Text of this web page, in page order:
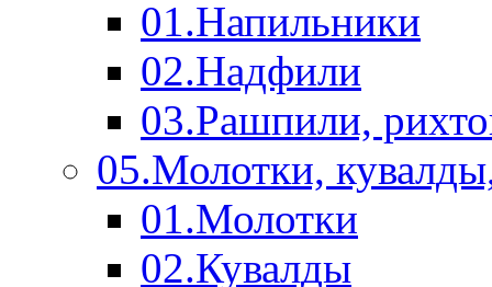
01.Напильники
02.Надфили
03.Рашпили,
05.Молотки,
01.Молотки
02.Кувалды